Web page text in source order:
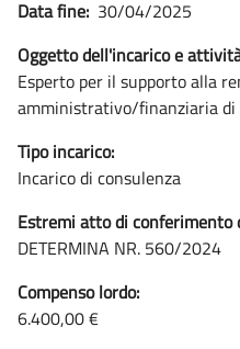
Data fine: 30/04/2025
Oggetto dell'incarico e
Esperto per il supporto alla
amministrativo/finanziaria
Tipo incarico:
Incarico di consulenza
Estremi atto di conferimento
DETERMINA NR. 560/2024
Compenso lordo:
6.400,00 €